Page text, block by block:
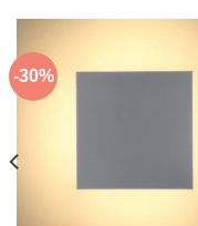
Liên hệ
Đèn led Vinaled
37C Street No. 1,
-30%